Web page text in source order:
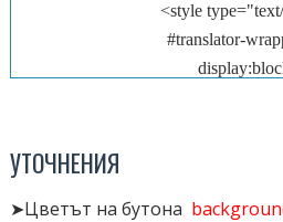
<style
#translator-
color:#fff;
УТОЧНЕНИЯ
➤Цветът на бутона